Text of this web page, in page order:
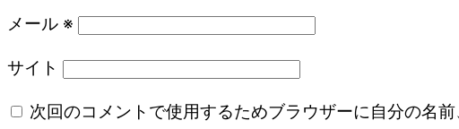
メール ※
サイト
次回のコメントで使用するためブラウザーに自分の名